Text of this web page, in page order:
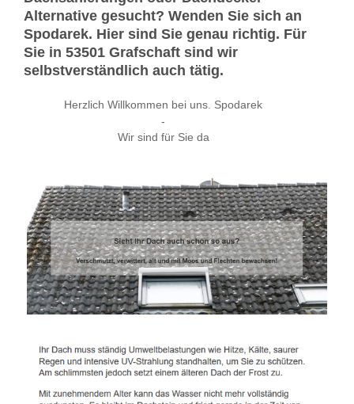
Alternative gesucht? Wenden Sie sich an
Spodarek. Hier sind Sie genau richtig. Für
Sie in 53501 Grafschaft sind wir
selbstverständlich auch tätig.
Herzlich Willkommen bei uns. Spodarek
-
Wir sind für Sie da